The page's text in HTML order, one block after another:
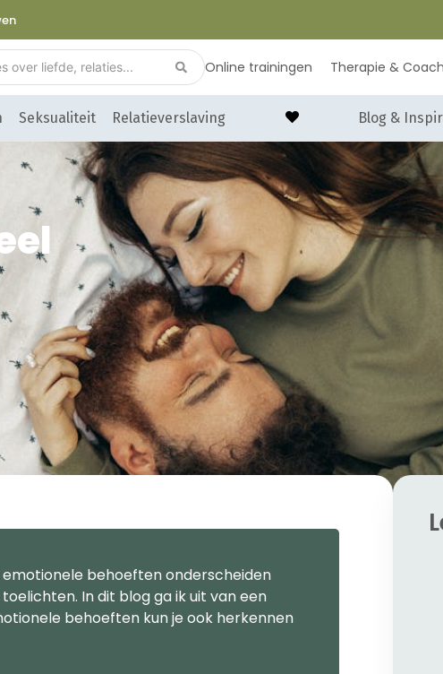
Online trainingen Therapie &
Seksualiteit Relatieverslaving Blog &
behoeften onderscheiden
In dit blog ga ik uit van een
behoeften kun je ook herkennen